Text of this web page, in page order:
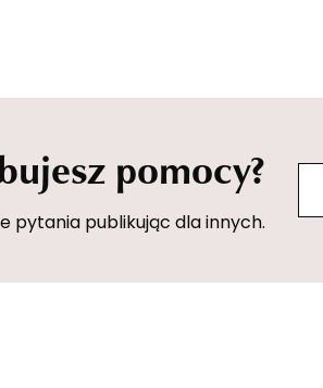
pomocy?
pytania publikując dla innych.